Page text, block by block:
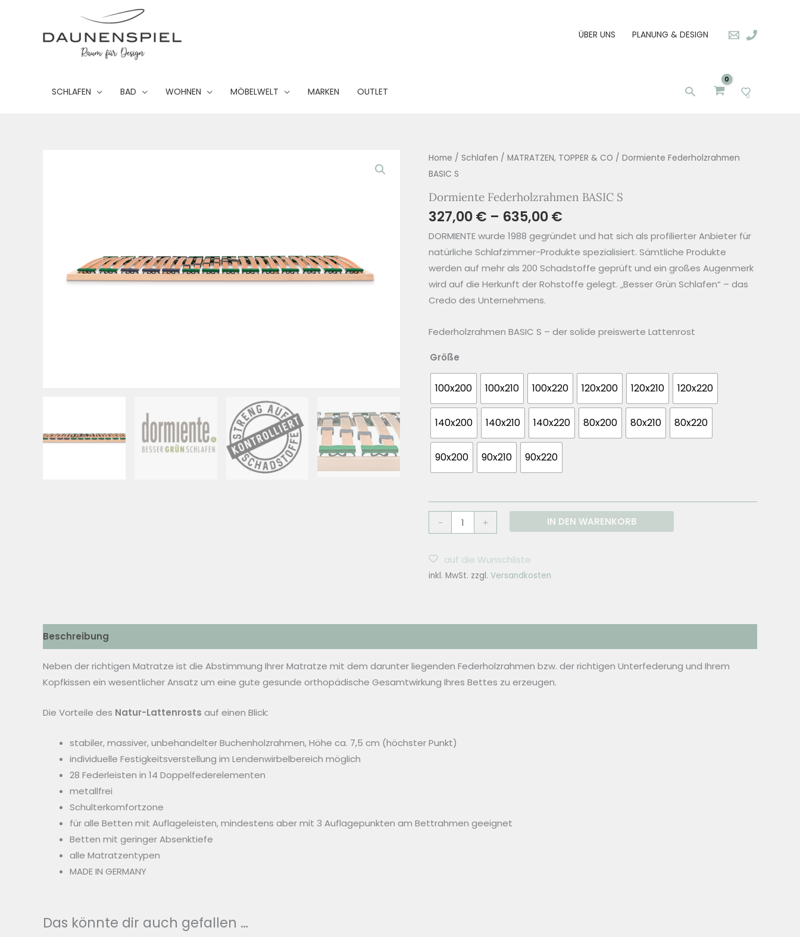
ÜBER UNS PLANUNG & DESIGN
SCHLAFEN BAD WOHNEN MÖBELWELT MARKEN OUTLET Suchen 0
Home / Schlafen / MATRATZEN, TOPPER & CO / Dormiente Federholzrahmen
BASIC S
Dormiente Federholzrahmen BASIC S
327,00€ – 635,00€
DORMIENTE wurde 1988 gegründet und hat sich als profilierter Anbieter für
natürliche Schlafzimmer-Produkte spezialisiert. Sämtliche Produkte
werden auf mehr als 200 Schadstoffe geprüft und ein großes Augenmerk
wird auf die Herkunft der Rohstoffe gelegt. „Besser Grün Schlafen“ – das
Credo des Unternehmens.
Federholzrahmen BASIC S – der solide preiswerte Lattenrost
Größe
100x200 100x210 100x220 120x200 120x210 120x220
140x200 140x210 140x220 80x200 80x210 80x220
90x200 90x210 90x220
-
Dormiente
Federholzrahmen
S
+ IN DEN WARENKORB
auf die Wunschliste
inkl. MwSt. zzgl. Versandkosten
Beschreibung
Neben der richtigen Matratze ist die Abstimmung Ihrer Matratze mit dem darunter liegenden Federholzrahmen bzw. der richtigen Unterfederung und Ihrem
Kopfkissen ein wesentlicher Ansatz um eine gute gesunde orthopädische Gesamtwirkung Ihres Bettes zu erzeugen.
Die Vorteile des Natur-Lattenrosts auf einen Blick:
stabiler, massiver, unbehandelter Buchenholzrahmen, Höhe ca. 7,5 cm (höchster Punkt)
individuelle Festigkeitsverstellung im Lendenwirbelbereich möglich
28 Federleisten in 14 Doppelfederelementen
metallfrei
Schulterkomfortzone
für alle Betten mit Auflageleisten, mindestens aber mit 3 Auflagepunkten am Bettrahmen geeignet
Betten mit geringer Absenktiefe
alle Matratzentypen
MADE IN GERMANY
Das könnte dir auch gefallen …